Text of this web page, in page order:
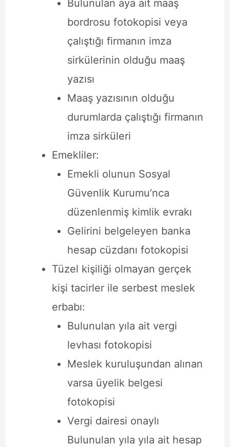
Bulunulan aya ait maaş
bordrosu fotokopisi veya
çalıştığı firmanın imza
sirkülerinin olduğu maaş
yazısı
Maaş yazısının olduğu
durumlarda çalıştığı firmanın
imza sirküleri
Emekliler:
Emekli olunun Sosyal
Güvenlik Kurumu’nca
düzenlenmiş kimlik evrakı
Gelirini belgeleyen banka
hesap cüzdanı fotokopisi
Tüzel kişiliği olmayan gerçek
kişi tacirler ile serbest meslek
erbabı:
Bulunulan yıla ait vergi
levhası fotokopisi
Meslek kuruluşundan alınan
varsa üyelik belgesi
fotokopisi
Vergi dairesi onaylı
Bulunulan yıla yıla ait hesap